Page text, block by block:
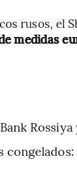
rusos, el
medidas